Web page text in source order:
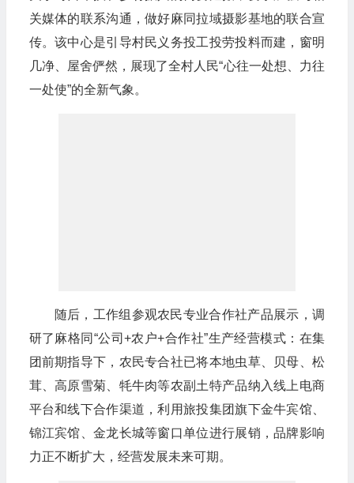
关媒体的联系沟通，做好麻同拉域摄影基地的联合宣
传。该中心是引导村民义务投工投劳投料而建，窗明
几净、屋舍俨然，展现了全村人民“心往一处想、力往
一处使”的全新气象。
随后，工作组参观农民专业合作社产品展示，调
研了麻格同“公司+农户+合作社”生产经营模式：在集
团前期指导下，农民专合社已将本地虫草、贝母、松
茸、高原雪菊、牦牛肉等农副土特产品纳入线上电商
平台和线下合作渠道，利用旅投集团旗下金牛宾馆、
锦江宾馆、金龙长城等窗口单位进行展销，品牌影响
力正不断扩大，经营发展未来可期。